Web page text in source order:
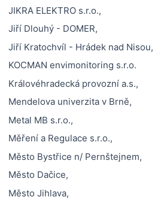
JIKRA ELEKTRO s.r.o.,
Jiří Dlouhý - DOMER,
Jiří Kratochvíl - Hrádek nad Nisou,
KOCMAN envimonitoring s.r.o.
Královéhradecká provozní a.s.,
Mendelova univerzita v Brně,
Metal MB s.r.o.,
Měření a Regulace s.r.o.,
Město Bystřice n/ Pernštejnem,
Město Dačice,
Město Jihlava,